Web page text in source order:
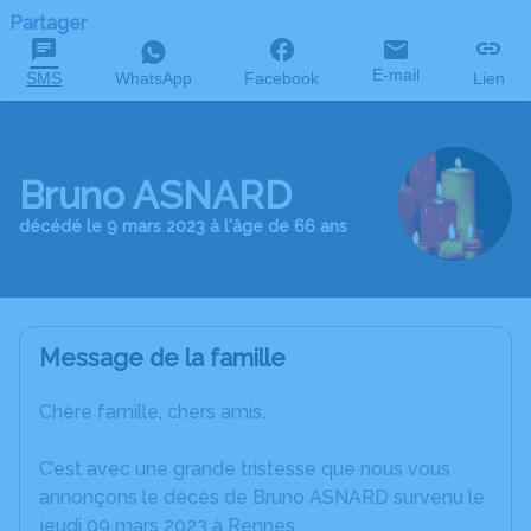
Partager
SMS WhatsApp Facebook E-mail Lien
Bruno ASNARD
décédé le 9 mars 2023 à l'âge de 66 ans
Message de la famille
Chère famille, chers amis,
C’est avec une grande tristesse que nous vous
annonçons le décès de Bruno ASNARD survenu le
jeudi 09 mars 2023 à Rennes.